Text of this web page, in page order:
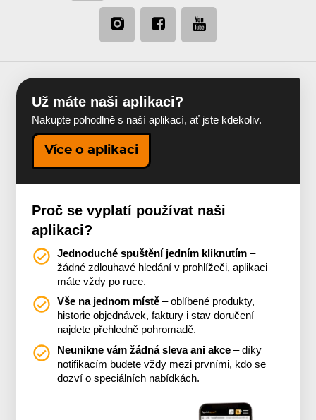
Už máte naši aplikaci?
Nakupte pohodlně s naší aplikací, ať jste kdekoliv.
Více o aplikaci
Proč se vyplatí používat naši
aplikaci?
Jednoduché spuštění jedním kliknutím –
žádné zdlouhavé hledání v prohlížeči, aplikaci
máte vždy po ruce.
Vše na jednom místě – oblíbené produkty,
historie objednávek, faktury i stav doručení
najdete přehledně pohromadě.
Neunikne vám žádná sleva ani akce – díky
notifikacím budete vždy mezi prvními, kdo se
dozví o speciálních nabídkách.